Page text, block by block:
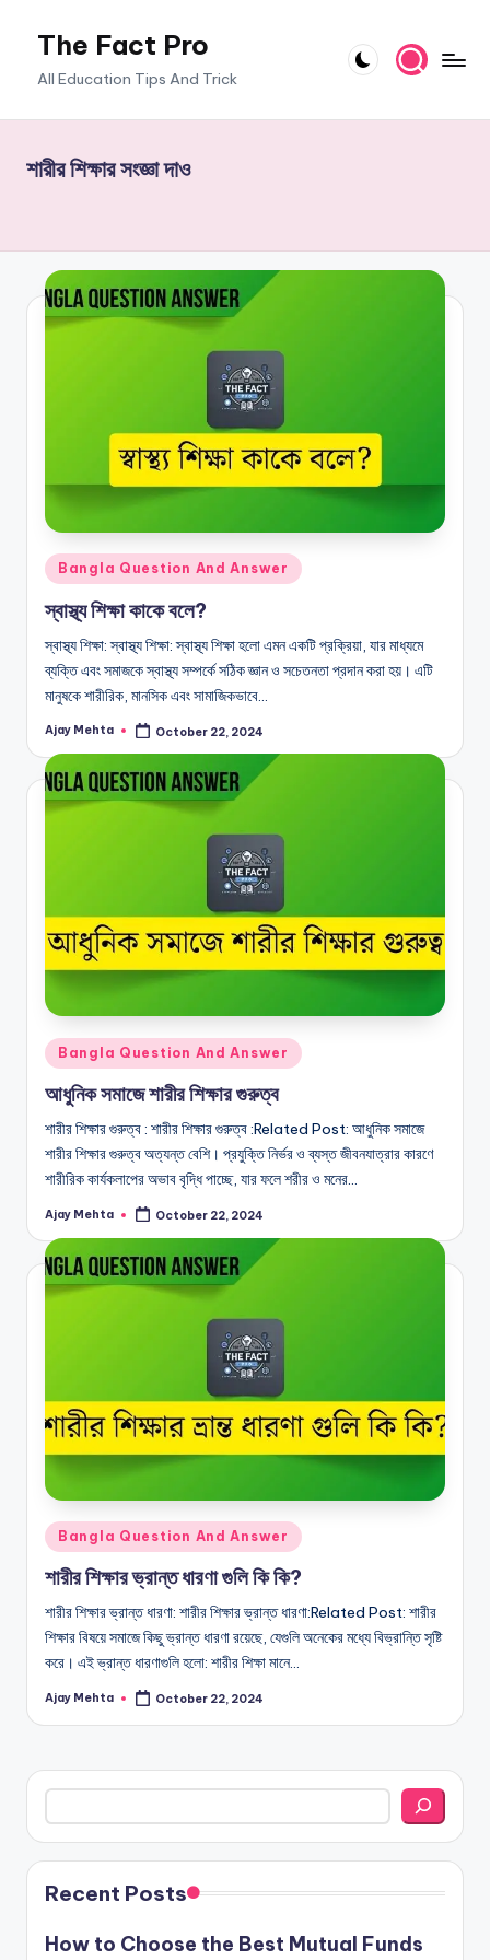
The Fact Pro
All Education Tips And Trick
শারীর শিক্ষার সংজ্ঞা দাও
Posted
in
Bangla Question And Answer
স্বাস্থ্য শিক্ষা কাকে বলে?
স্বাস্থ্য শিক্ষা: স্বাস্থ্য শিক্ষা: স্বাস্থ্য শিক্ষা হলো এমন একটি প্রক্রিয়া, যার মাধ্যমে
ব্যক্তি এবং সমাজকে স্বাস্থ্য সম্পর্কে সঠিক জ্ঞান ও সচেতনতা প্রদান করা হয়। এটি
মানুষকে শারীরিক, মানসিক এবং সামাজিকভাবে…
Posted
Ajay Mehta October 22, 2024
Posted
in
Bangla Question And Answer
আধুনিক সমাজে শারীর শিক্ষার গুরুত্ব
শারীর শিক্ষার গুরুত্ব : শারীর শিক্ষার গুরুত্ব :Related Post: আধুনিক সমাজে
শারীর শিক্ষার গুরুত্ব অত্যন্ত বেশি। প্রযুক্তি নির্ভর ও ব্যস্ত জীবনযাত্রার কারণে
শারীরিক কার্যকলাপের অভাব বৃদ্ধি পাচ্ছে, যার ফলে শরীর ও মনের…
Posted
Ajay Mehta October 22, 2024
Posted
in
Bangla Question And Answer
শারীর শিক্ষার ভ্রান্ত ধারণা গুলি কি কি?
শারীর শিক্ষার ভ্রান্ত ধারণা: শারীর শিক্ষার ভ্রান্ত ধারণা:Related Post: শারীর
শিক্ষার বিষয়ে সমাজে কিছু ভ্রান্ত ধারণা রয়েছে, যেগুলি অনেকের মধ্যে বিভ্রান্তি সৃষ্টি
করে। এই ভ্রান্ত ধারণাগুলি হলো: শারীর শিক্ষা মানে…
Posted
Ajay Mehta October 22, 2024
Search
Recent Posts
How to Choose the Best Mutual Funds